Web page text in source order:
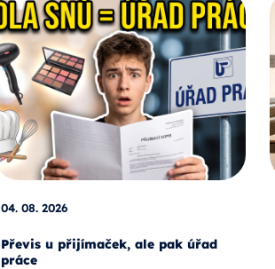
04. 08. 2026
Převis u přijímaček, ale pak úřad
práce